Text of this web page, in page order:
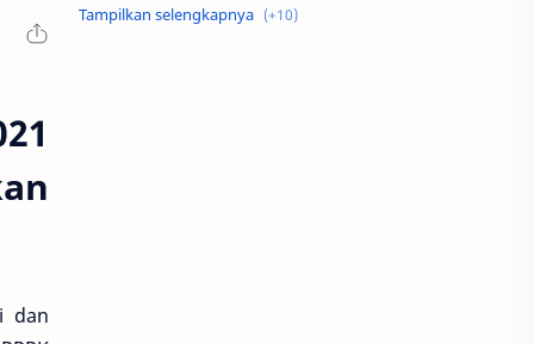
dan
Pendidikan SIM PKB